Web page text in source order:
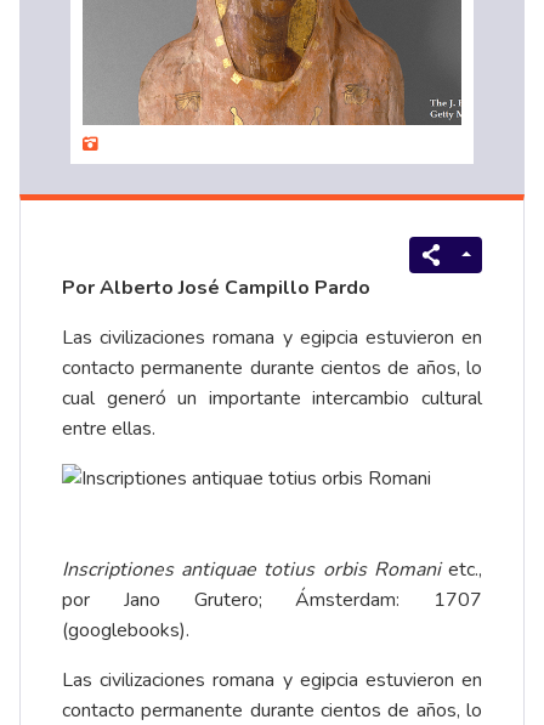
Por Alberto José Campillo Pardo
Las civilizaciones romana y egipcia estuvieron en
contacto permanente durante cientos de años, lo
cual generó un importante intercambio cultural
entre ellas.
Inscriptiones antiquae totius orbis Romanietc.,
por Jano Grutero; Ámsterdam: 1707
(googlebooks).
Las civilizaciones romana y egipcia estuvieron en
contacto permanente durante cientos de años, lo